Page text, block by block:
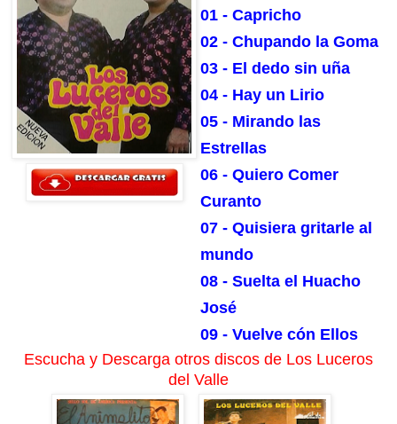
01 - Capricho
02 - Chupando la Goma
03 - El dedo sin uña
04 - Hay un Lirio
05 - Mirando las
Estrellas
06 - Quiero Comer
Curanto
07 - Quisiera gritarle al
mundo
08 - Suelta el Huacho
José
09 - Vuelve cón Ellos
Escucha y Descarga otros discos de Los Luceros
del Valle